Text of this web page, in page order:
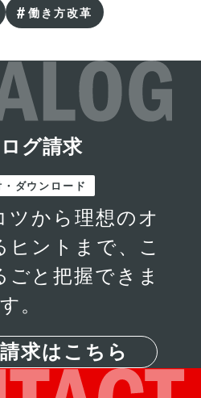
働き方改革
グ請求
ダウンロード
ツから理想のオ
ヒントまで、こ
ごと把握できま
す。
求はこちら